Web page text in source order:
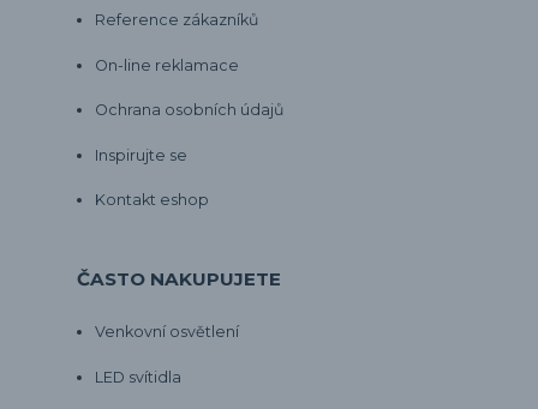
Reference zákazníků
On-line reklamace
Ochrana osobních údajů
Inspirujte se
Kontakt eshop
ČASTO NAKUPUJETE
Venkovní osvětlení
LED svítidla